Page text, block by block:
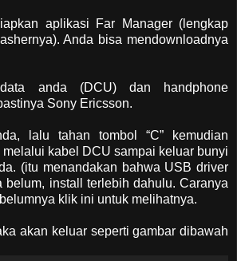
aplikasi Far Manager (lengkap
Anda bisa mendownloadnya
anda (DCU) dan handphone
Sony Ericsson.
lalu tahan tombol “C” kemudian
kabel DCU sampai keluar bunyi
(itu menandakan bahwa USB driver
belum, install terlebih dahulu. Caranya
klik ini untuk melihatnya.
akan keluar seperti gambar dibawah